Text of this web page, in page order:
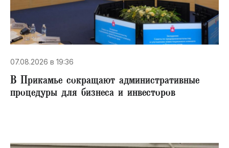
07.08.2026 в 19:36
В Прикамье сокращают административные
процедуры для бизнеса и инвесторов